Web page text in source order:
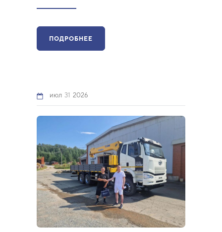
ПОДРОБНЕЕ
июл 31 2026